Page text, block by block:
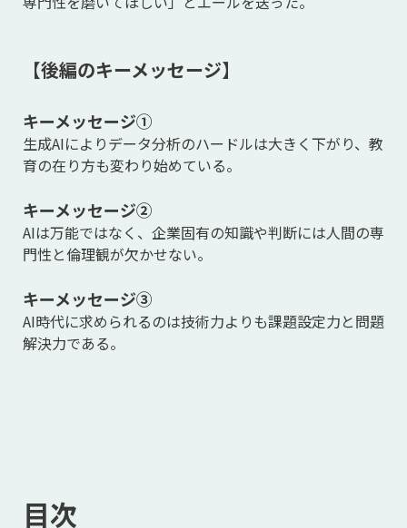
【後編のキーメッセージ】
キーメッセージ①
生成AIによりデータ分析のハードルは大きく下がり、教
育の在り方も変わり始めている。
キーメッセージ②
AIは万能ではなく、企業固有の知識や判断には人間の専
門性と倫理観が欠かせない。
キーメッセージ③
AI時代に求められるのは技術力よりも課題設定力と問題
解決力である。
目次